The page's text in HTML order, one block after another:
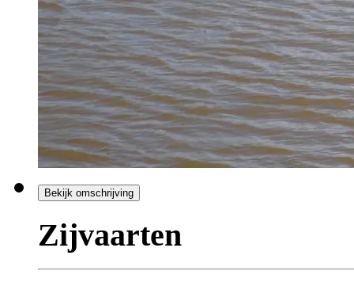
Bekijk omschrijving
Zijvaarten